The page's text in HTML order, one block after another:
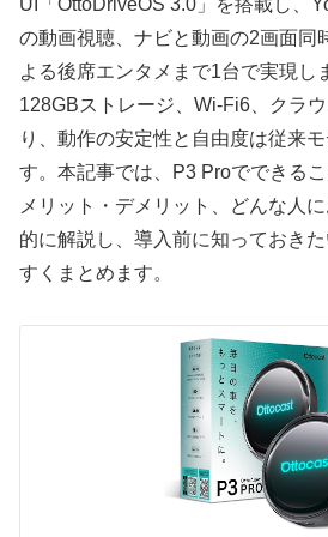
UI「OttoDriveOS 3.0」を搭載し、
の動画視聴、ナビと動画の2画面同
よる後席エンタメまで1台で実現し
128GBストレージ、Wi-Fi6、クラ
り、動作の安定性と自由度は従来
す。本記事では、P3 Proでできるこ
メリット・デメリット、どんな人
的に解説し、導入前に知っておき
すくまとめます。